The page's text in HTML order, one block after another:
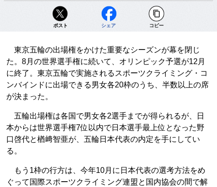
ポスト シェア コピー
東京五輪の出場権をかけた重要なシーズンが幕を閉じ
た。8月の世界選手権に続いて、オリンピック予選が12月
に終了。東京五輪で実施されるスポーツクライミング・コ
ンバインドに出場できる男女各20枠のうち、半数以上の席
が決まった。
五輪出場権は各国で男女各2選手までが得られるが、日
本からは世界選手権7位以内で日本選手最上位となった野
口啓代と楢﨑智亜が、五輪日本代表の内定を手にしてい
る。
もう1枠の行方は、今年10月に日本代表の選考方法をめ
ぐって国際スポーツクライミング連盟と国内協会の間で解